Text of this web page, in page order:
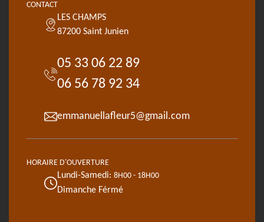
CONTACT
LES CHAMPS
87200 Saint Junien
05 33 06 22 89
06 56 78 92 34
emmanuellafleur5@gmail.com
HORAIRE D'OUVERTURE
Lundi-Samedi: 8H00 - 18H00
Dimanche Férmé